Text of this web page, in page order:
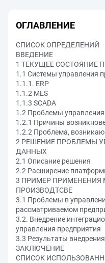
ОГЛАВЛЕНИЕ
СПИСОК ОПРЕДЕЛЕНИЙ
ВВЕДЕНИЕ
1 ТЕКУЩЕЕ СОСТОЯНИЕ
1.1 Системы управления
1.1.1. ERP
1.1.2 MES
1.1.3 SCADA
1.2 Проблемы
1.2.1 Причины
1.2.2 Проблема,
2 РЕШЕНИЕ ПРОБЛЕМЫ
ДАННЫХ
2.1 Описание решения
2.2 Расширение
3 ПРИМЕР ПРИМЕНЕНИЯ
ПРОИЗВОДТСВЕ
3.1 Проблемы в
рассматриваемом
3.2. Внедрение
управления предприятия
3.3 Результаты
ЗАКЛЮЧЕНИЕ
СПИСОК